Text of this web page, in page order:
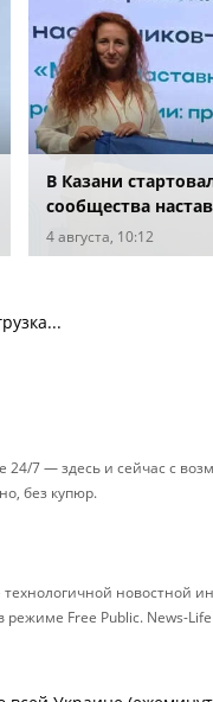
В Казани
сообщества
4 августа, 10:12
7 — здесь и сейчас с
без купюр.
новостной
Free Public. News-